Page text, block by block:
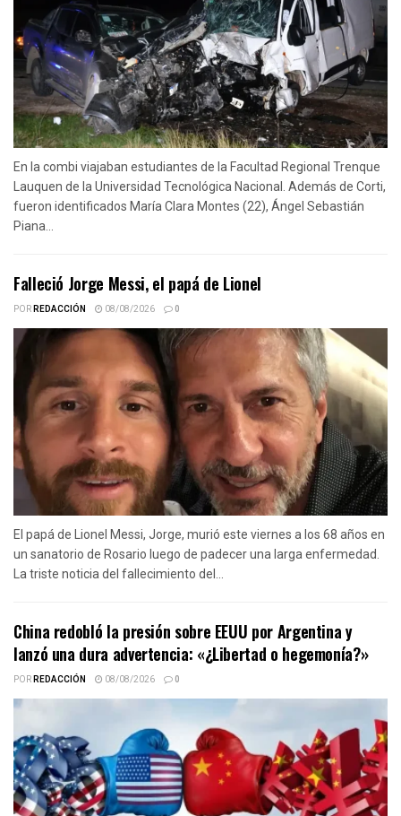
En la combi viajaban estudiantes de la Facultad Regional Trenque
Lauquen de la Universidad Tecnológica Nacional. Además de Corti,
fueron identificados María Clara Montes (22), Ángel Sebastián
Piana...
Falleció Jorge Messi, el papá de Lionel
PORREDACCIÓN 08/08/2026 0
El papá de Lionel Messi, Jorge, murió este viernes a los 68 años en
un sanatorio de Rosario luego de padecer una larga enfermedad.
La triste noticia del fallecimiento del...
China redobló la presión sobre EEUU por Argentina y
lanzó una dura advertencia: «¿Libertad o hegemonía?»
PORREDACCIÓN 08/08/2026 0